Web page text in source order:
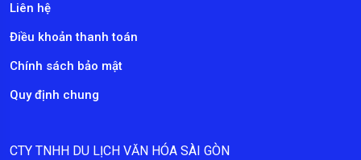
Liên hệ
Điều khoản thanh toán
Chính sách bảo mật
Quy định chung
CTY TNHH DU LỊCH VĂN HÓA SÀI GÒN